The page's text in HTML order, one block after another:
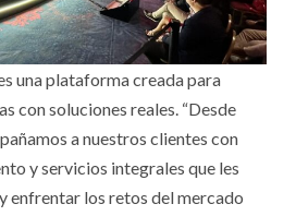
una plataforma creada para
con soluciones reales. “Desde
a nuestros clientes con
y servicios integrales que les
enfrentar los retos del mercado